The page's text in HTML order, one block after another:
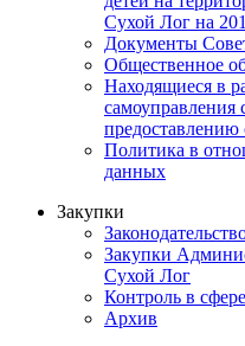
Сухой Лог на
Документы
Общественное
Находящиеся в
самоуправления
предоставлению
Политика в
данных
Закупки
Закупки
Сухой Лог
Контроль в
Архив